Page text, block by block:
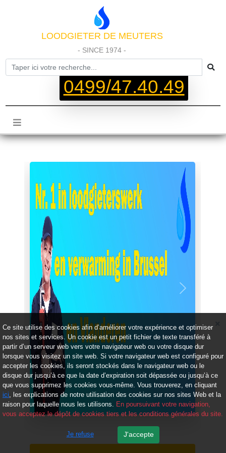
LOODGIETER DE MEUTERS
- SINCE 1974 -
0499/47.40.49
Précédent Suivant
Ce site utilise des cookies afin d’améliorer votre expérience et optimiser
nos sites et services. Un cookie est un petit fichier de texte transféré à
partir d’un serveur web vers votre navigateur web ou votre disque dur
lorsque vous visitez un site web. Si votre navigateur web est configuré pour
accepter les cookies, ils seront stockés dans le navigateur web ou le
disque dur jusqu’à ce que la date d’expiration soit dépassée ou jusqu’à ce
que vous supprimez les cookies vous-même. Vous trouverez, en cliquant
ici, les explications de notre utilisation des cookies sur nos sites Web et la
raison pour laquelle nous les utilisons. En poursuivant votre navigation,
vous acceptez le dépôt de cookies tiers et les conditions générales du site.
Je refuse J'accepte